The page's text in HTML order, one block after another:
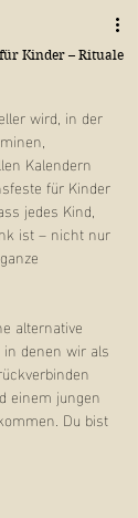
Kinder – Rituale
wird, in der
Kalendern
für Kinder
jedes Kind,
ist – nicht nur
alternative
denen wir als
einem jungen
Du bist